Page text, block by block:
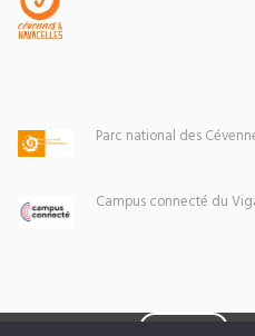
Parc national des
Campus connecté du